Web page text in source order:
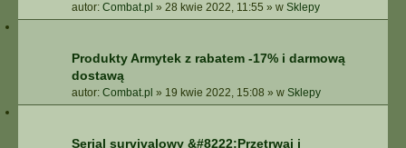
autor: Combat.pl » 28 kwie 2022, 11:55 » w Sklepy
Produkty Armytek z rabatem -17% i darmową
dostawą
autor: Combat.pl » 19 kwie 2022, 15:08 » w Sklepy
Serial survivalowy &#8222;Przetrwaj i